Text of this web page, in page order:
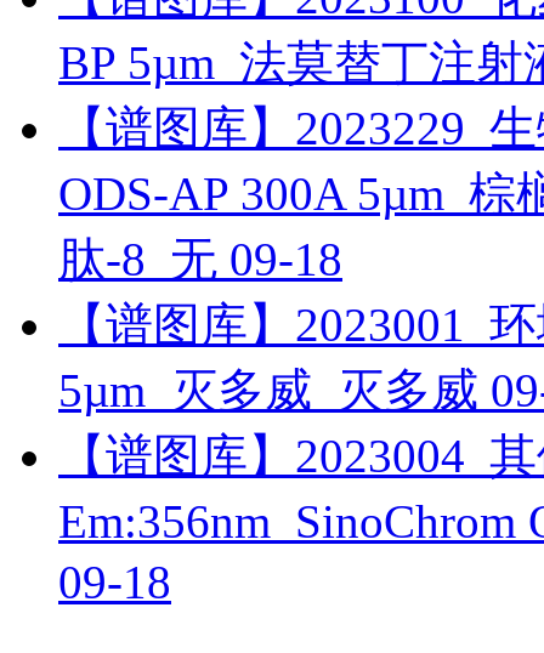
BP 5µm_法莫替丁注
【谱图库】2023229_
ODS-AP 300A 5µm_
肽-8_无 09-18
【谱图库】2023001_
5µm_灭多威_灭多威
【谱图库】2023004_
09-18